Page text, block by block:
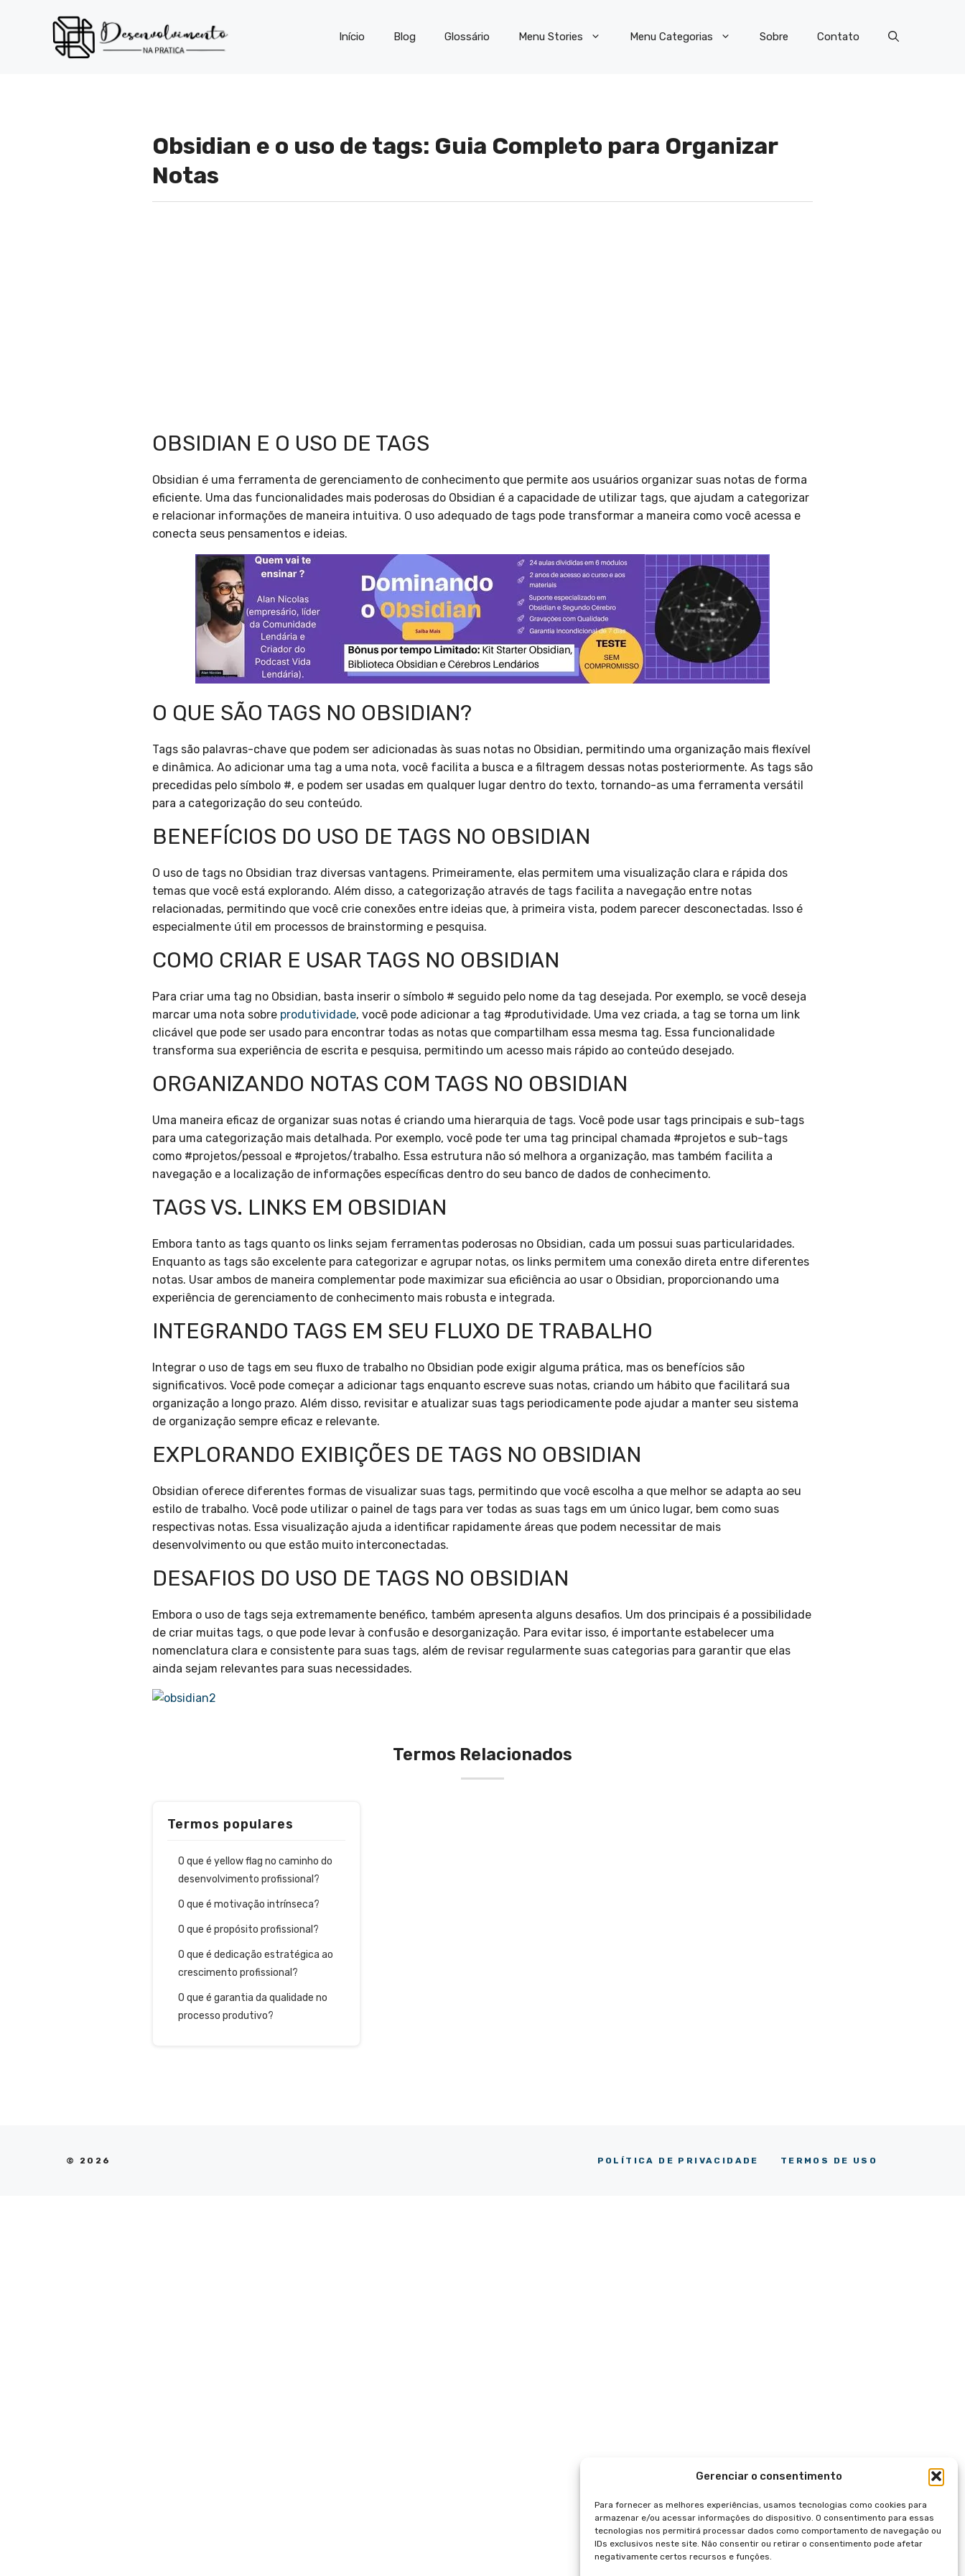
Gerenciar o consentimento
Para fornecer as melhores experiências, usamos tecnologias como cookies para
armazenar e/ou acessar informações do dispositivo. O consentimento para essas
tecnologias nos permitirá processar dados como comportamento de navegação ou
IDs exclusivos neste site. Não consentir ou retirar o consentimento pode afetar
negativamente certos recursos e funções.
Início Blog Glossário Menu Stories Menu Categorias Sobre Contato
Obsidian e o uso de tags: Guia Completo para Organizar
Notas
OBSIDIAN E O USO DE TAGS
Obsidian é uma ferramenta de gerenciamento de conhecimento que permite aos usuários organizar suas notas de forma
eficiente. Uma das funcionalidades mais poderosas do Obsidian é a capacidade de utilizar tags, que ajudam a categorizar
e relacionar informações de maneira intuitiva. O uso adequado de tags pode transformar a maneira como você acessa e
conecta seus pensamentos e ideias.
O QUE SÃO TAGS NO OBSIDIAN?
Tags são palavras-chave que podem ser adicionadas às suas notas no Obsidian, permitindo uma organização mais flexível
e dinâmica. Ao adicionar uma tag a uma nota, você facilita a busca e a filtragem dessas notas posteriormente. As tags são
precedidas pelo símbolo #, e podem ser usadas em qualquer lugar dentro do texto, tornando-as uma ferramenta versátil
para a categorização do seu conteúdo.
BENEFÍCIOS DO USO DE TAGS NO OBSIDIAN
O uso de tags no Obsidian traz diversas vantagens. Primeiramente, elas permitem uma visualização clara e rápida dos
temas que você está explorando. Além disso, a categorização através de tags facilita a navegação entre notas
relacionadas, permitindo que você crie conexões entre ideias que, à primeira vista, podem parecer desconectadas. Isso é
especialmente útil em processos de brainstorming e pesquisa.
COMO CRIAR E USAR TAGS NO OBSIDIAN
Para criar uma tag no Obsidian, basta inserir o símbolo # seguido pelo nome da tag desejada. Por exemplo, se você deseja
marcar uma nota sobre produtividade, você pode adicionar a tag #produtividade. Uma vez criada, a tag se torna um link
clicável que pode ser usado para encontrar todas as notas que compartilham essa mesma tag. Essa funcionalidade
transforma sua experiência de escrita e pesquisa, permitindo um acesso mais rápido ao conteúdo desejado.
ORGANIZANDO NOTAS COM TAGS NO OBSIDIAN
Uma maneira eficaz de organizar suas notas é criando uma hierarquia de tags. Você pode usar tags principais e sub-tags
para uma categorização mais detalhada. Por exemplo, você pode ter uma tag principal chamada #projetos e sub-tags
como #projetos/pessoal e #projetos/trabalho. Essa estrutura não só melhora a organização, mas também facilita a
navegação e a localização de informações específicas dentro do seu banco de dados de conhecimento.
TAGS VS. LINKS EM OBSIDIAN
Embora tanto as tags quanto os links sejam ferramentas poderosas no Obsidian, cada um possui suas particularidades.
Enquanto as tags são excelente para categorizar e agrupar notas, os links permitem uma conexão direta entre diferentes
notas. Usar ambos de maneira complementar pode maximizar sua eficiência ao usar o Obsidian, proporcionando uma
experiência de gerenciamento de conhecimento mais robusta e integrada.
INTEGRANDO TAGS EM SEU FLUXO DE TRABALHO
Integrar o uso de tags em seu fluxo de trabalho no Obsidian pode exigir alguma prática, mas os benefícios são
significativos. Você pode começar a adicionar tags enquanto escreve suas notas, criando um hábito que facilitará sua
organização a longo prazo. Além disso, revisitar e atualizar suas tags periodicamente pode ajudar a manter seu sistema
de organização sempre eficaz e relevante.
EXPLORANDO EXIBIÇÕES DE TAGS NO OBSIDIAN
Obsidian oferece diferentes formas de visualizar suas tags, permitindo que você escolha a que melhor se adapta ao seu
estilo de trabalho. Você pode utilizar o painel de tags para ver todas as suas tags em um único lugar, bem como suas
respectivas notas. Essa visualização ajuda a identificar rapidamente áreas que podem necessitar de mais
desenvolvimento ou que estão muito interconectadas.
DESAFIOS DO USO DE TAGS NO OBSIDIAN
Embora o uso de tags seja extremamente benéfico, também apresenta alguns desafios. Um dos principais é a possibilidade
de criar muitas tags, o que pode levar à confusão e desorganização. Para evitar isso, é importante estabelecer uma
nomenclatura clara e consistente para suas tags, além de revisar regularmente suas categorias para garantir que elas
ainda sejam relevantes para suas necessidades.
Termos Relacionados
Termos populares
O que é yellow flag no caminho do
desenvolvimento profissional?
O que é motivação intrínseca?
O que é propósito profissional?
O que é dedicação estratégica ao
crescimento profissional?
O que é garantia da qualidade no
processo produtivo?
© 2026 POLÍTICA DE PRIVACIDADE TERMOS DE USO